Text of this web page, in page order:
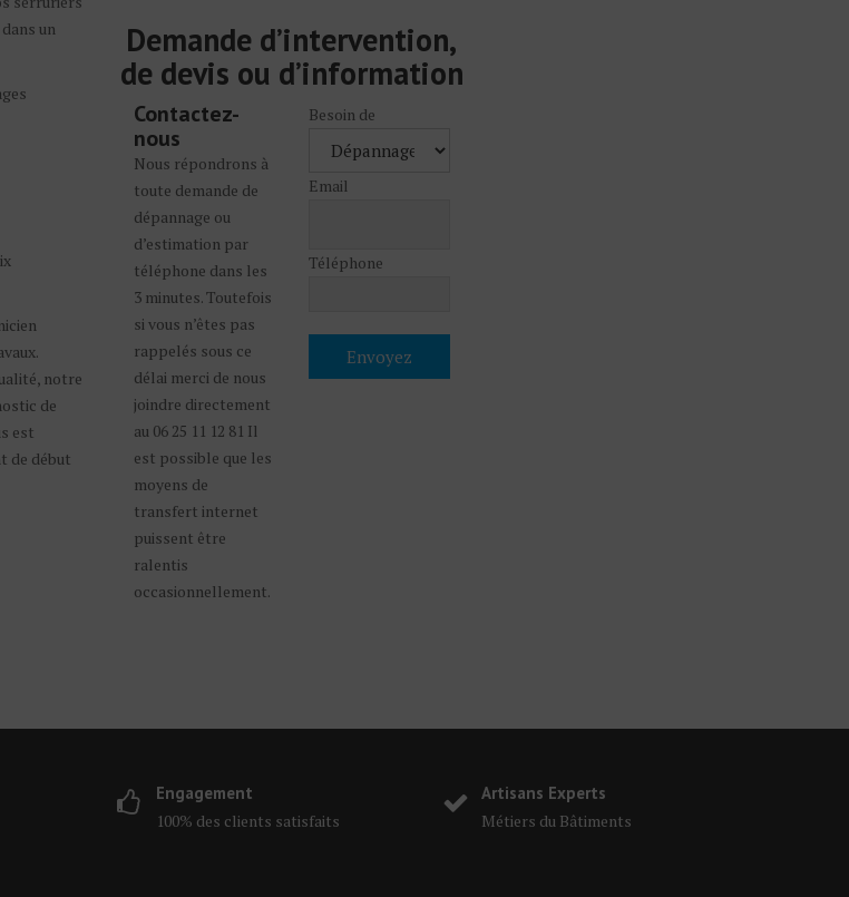
un
notre
de
est
de début
Demande d’intervention,
de devis ou d’information
Contactez-
nous
Nous répondrons à
toute demande de
dépannage ou
d’estimation par
téléphone dans les
3 minutes. Toutefois
si vous n’êtes pas
rappelés sous ce
délai merci de nous
joindre directement
au 06 25 11 12 81 Il
est possible que les
moyens de
transfert internet
puissent être
ralentis
occasionnellement.
Besoin de
Email
Téléphone
Engagement
100% des clients satisfaits
Artisans Experts
Métiers du Bâtiments